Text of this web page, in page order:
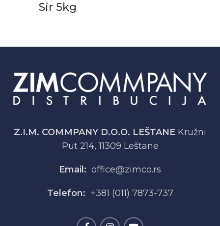
Sir 5kg
Z.I.M. COMMPANY D.O.O. LEŠTANE Kružni
Put 214, 11309 Leštane
Email: office@zimco.rs
Telefon: +381 (011) 7873-737